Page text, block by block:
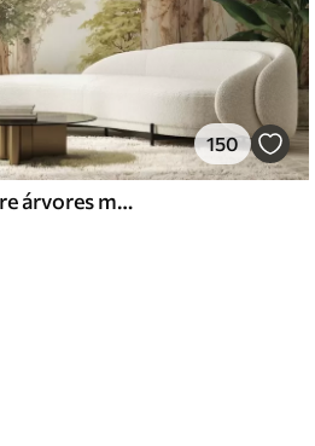
150
Caminho florestal entre árvores majestosas em estilo aquarela